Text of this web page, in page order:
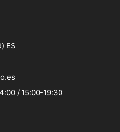
ES
/ 15:00-19:30